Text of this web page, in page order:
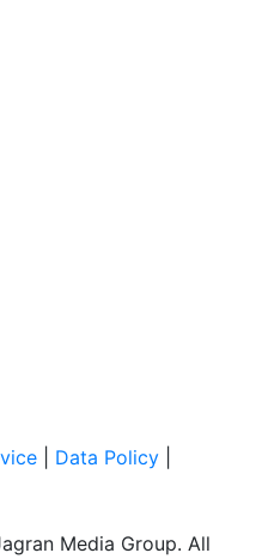
Data Policy
Media Group. All